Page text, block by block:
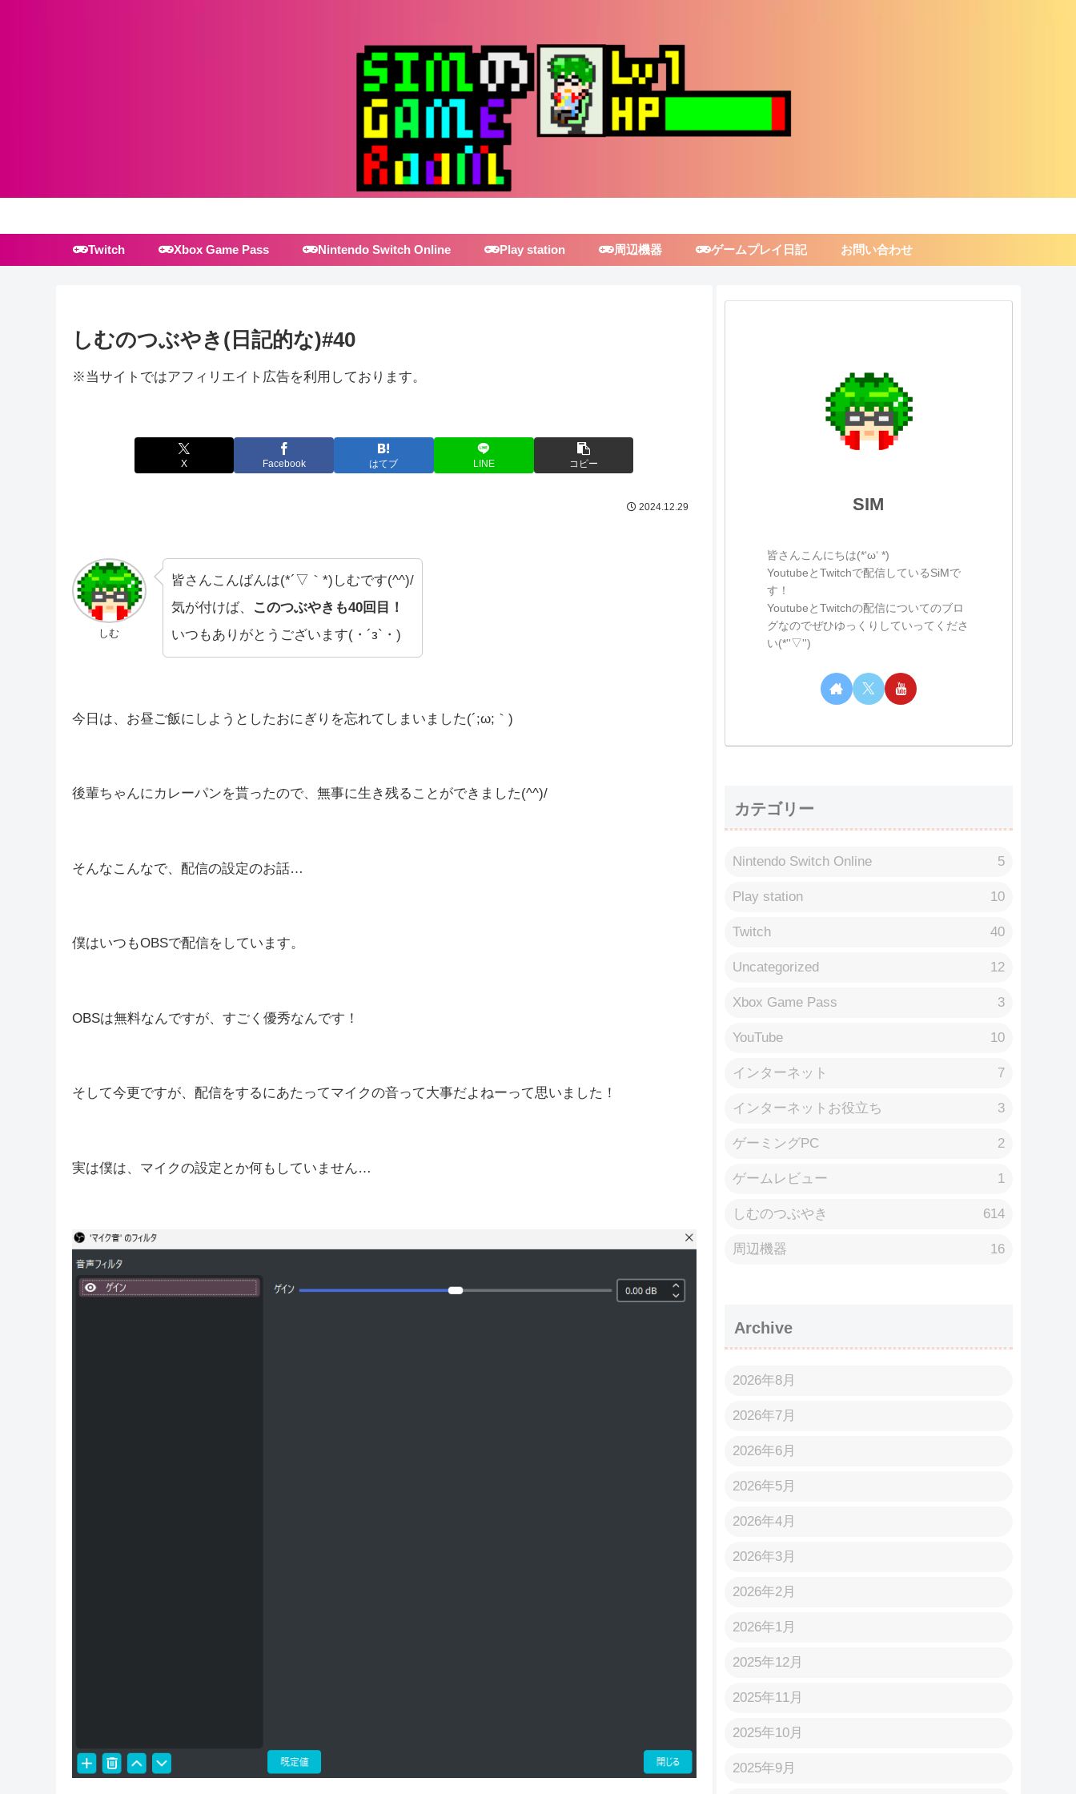
Twitch Xbox Game Pass Nintendo Switch Online Play station 周辺機器 ゲームプレイ日記 お問い合わせ
しむのつぶやき(日記的な)#40
※当サイトではアフィリエイト広告を利用しております。
X Facebook はてブ LINE コピー
2024.12.29
しむ
いつもありがとうございます(・´з`・)
OBSは無料なんですが、すごく優秀なんです！
SIM
皆さんこんにちは(*‘ω‘ *)
YoutubeとTwitchで配信しているSiMで
す！
YoutubeとTwitchの配信についてのブロ
グなのでぜひゆっくりしていってくださ
い(*''▽'')
カテゴリー
Nintendo Switch Online 5
Play station 10
Twitch 40
Uncategorized 12
Xbox Game Pass 3
YouTube 10
インターネット 7
インターネットお役立ち 3
ゲーミングPC 2
ゲームレビュー 1
しむのつぶやき 614
周辺機器 16
Archive
2026年8月
2026年7月
2026年6月
2026年5月
2026年4月
2026年3月
2026年2月
2026年1月
2025年12月
2025年11月
2025年10月
2025年9月